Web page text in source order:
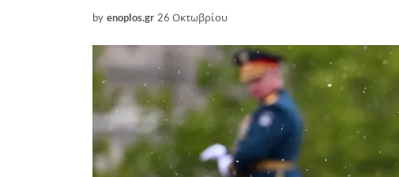
by enoplos.gr 26 Οκτωβρίου